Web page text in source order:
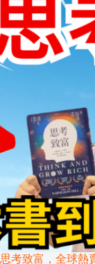
思考致富，全球熱